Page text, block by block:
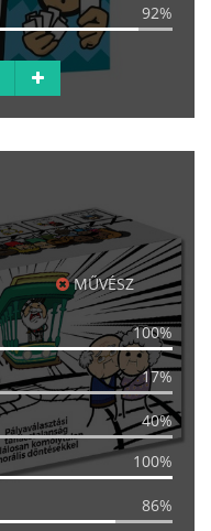
92%
MŰVÉSZ
100%
17%
40%
100%
86%